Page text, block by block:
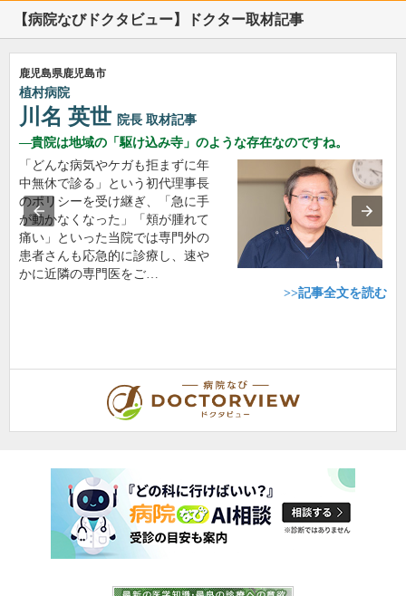
【病院なびドクタビュー】ドクター取材記事
鹿児島県鹿児島市
植村病院
川名 英世 院長 取材記事
貴院は地域の「駆け込み寺」のような存在なのですね。
「どんな病気やケガも拒まずに年
中無休で診る」という初代理事長
のポリシーを受け継ぎ、「急に手
が動かなくなった」「頬が腫れて
痛い」といった当院では専門外の
患者さんも応急的に診療し、速や
かに近隣の専門医をご…
>>記事全文を読む